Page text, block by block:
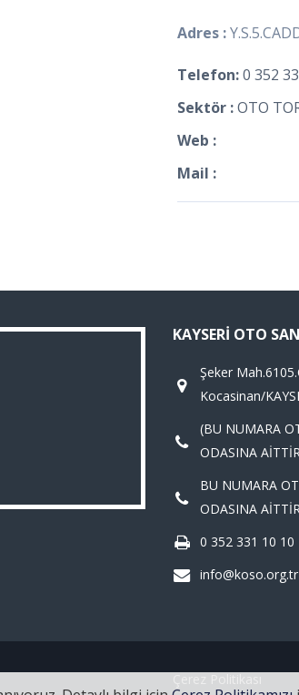
Adres :
Telefon:0 352
Sektör :OTO
Web :
Mail :
KAYSERI OTO
Şeker
Kocasinan/
(BU NUMARA
ODASINA
BU NUMARA
ODASINA
0 352 331 10 10
info@koso.org.tr